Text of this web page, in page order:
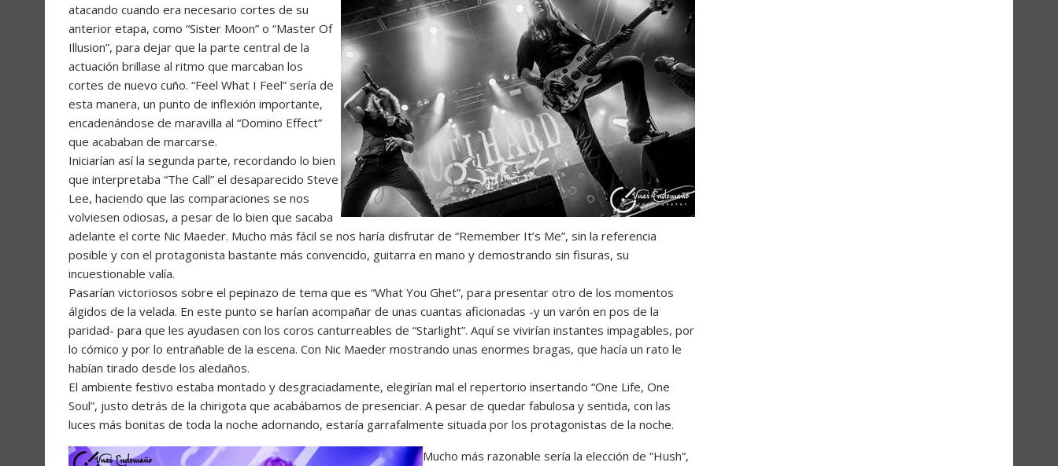
atacando cuando era necesario cortes de su
anterior etapa, como “Sister Moon” o “Master Of
Illusion”, para dejar que la parte central de la
actuación brillase al ritmo que marcaban los
cortes de nuevo cuño. “Feel What I Feel” sería de
esta manera, un punto de inflexión importante,
encadenándose de maravilla al “Domino Effect”
que acababan de marcarse.
Iniciarían así la segunda parte, recordando lo bien
que interpretaba “The Call” el desaparecido Steve
Lee, haciendo que las comparaciones se nos
volviesen odiosas, a pesar de lo bien que sacaba
adelante el corte Nic Maeder. Mucho más fácil se nos haría disfrutar de “Remember It’s Me”, sin la referencia
posible y con el protagonista bastante más convencido, guitarra en mano y demostrando sin fisuras, su
incuestionable valía.
Pasarían victoriosos sobre el pepinazo de tema que es “What You Ghet”, para presentar otro de los momentos
álgidos de la velada. En este punto se harían acompañar de unas cuantas aficionadas -y un varón en pos de la
paridad- para que les ayudasen con los coros canturreables de “Starlight”. Aquí se vivirían instantes impagables, por
lo cómico y por lo entrañable de la escena. Con Nic Maeder mostrando unas enormes bragas, que hacía un rato le
habían tirado desde los aledaños.
El ambiente festivo estaba montado y desgraciadamente, elegirían mal el repertorio insertando “One Life, One
Soul”, justo detrás de la chirigota que acabábamos de presenciar. A pesar de quedar fabulosa y sentida, con las
luces más bonitas de toda la noche adornando, estaría garrafalmente situada por los protagonistas de la noche.
Mucho más razonable sería la elección de “Hush”,